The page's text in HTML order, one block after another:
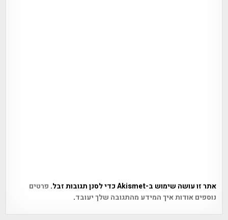
אתר זו עושה שימוש ב-Akismet כדי לסנן תגובות זבל.
פרטים
נוספים אודות איך המידע מהתגובה שלך יעובד.